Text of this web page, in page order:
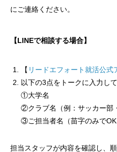
にご連絡ください。
【LINEで相談する場合】
【 リードエフォート就活公式
以下の3点をトークに入力し
①大学名
②クラブ名（例：サッカー部
③ご担当者名（苗字のみでOK
担当スタッフが内容を確認し、